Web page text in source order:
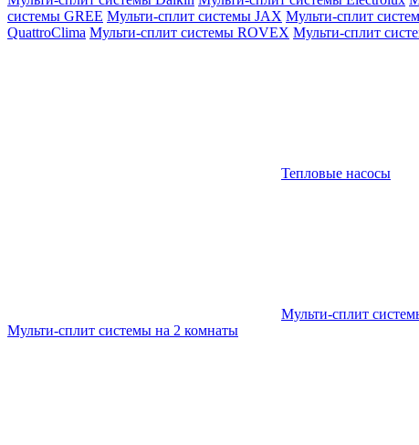
системы GREE Мульти-сплит системы JAX Мульти-сплит
QuattroClima Мульти-сплит системы ROVEX Мульти-сплит
Тепловые насосы
Мульти-сплит
Мульти-сплит системы на 2 комнаты